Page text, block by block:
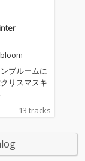
ブルームに
リスマスキ
13 tracks